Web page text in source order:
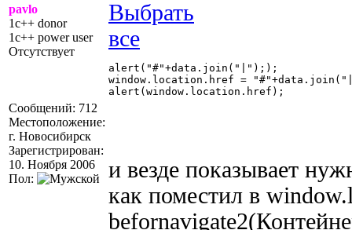
pavlo
1c++ donor
1c++ power user
Отсутствует
Сообщений: 712
Местоположение:
г. Новосибирск
Зарегистрирован:
10. Ноября 2006
Пол:
alert("#"+data.join("|"););
window.location.href =
alert(window.location.href);
и везде показывает
как поместил в